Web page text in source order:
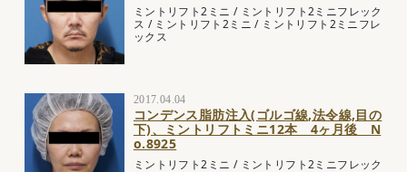
ミントリフト2ミニ / ミントリフト2ミニフレック
ス / ミントリフト2ミニ / ミントリフト2ミニフレ
ックス
2017.04.04
コンデンス脂肪注入(ゴルゴ線,法令線,目の
下)、ミントリフトミニ12本 4ヶ月後 N
o.8925
ミントリフト2ミニ / ミントリフト2ミニフレック